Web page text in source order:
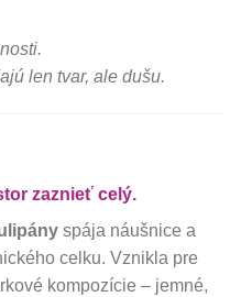
len tvar, ale dušu.
zaznieť celý.
spája náušnice a
celku. Vznikla pre
kompozície – jemné,